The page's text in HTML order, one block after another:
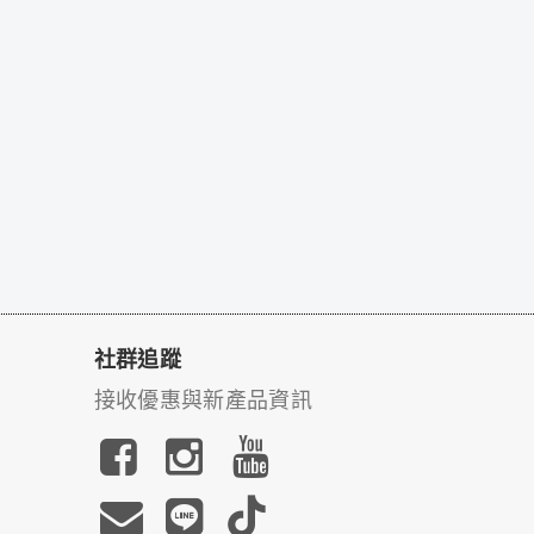
社群追蹤
接收優惠與新產品資訊